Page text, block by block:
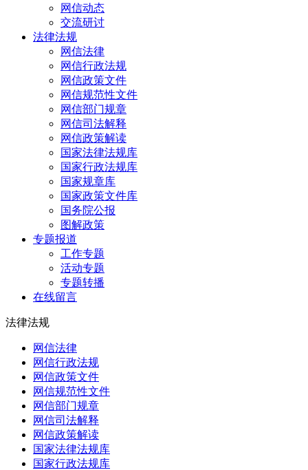
网信动态
交流研讨
法律法规
网信法律
网信行政法规
网信政策文件
网信规范性文件
网信部门规章
网信司法解释
网信政策解读
国家法律法规库
国家行政法规库
国家规章库
国家政策文件库
国务院公报
图解政策
专题报道
工作专题
活动专题
专题转播
在线留言
法律法规
网信法律
网信行政法规
网信政策文件
网信规范性文件
网信部门规章
网信司法解释
网信政策解读
国家法律法规库
国家行政法规库